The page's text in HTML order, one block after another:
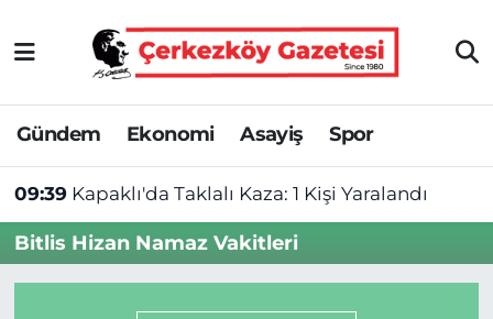
Gündem Ekonomi Asayiş Spor
09:39 Kapaklı'da Taklalı Kaza: 1 Kişi Yaralandı
Bitlis Hizan Namaz Vakitleri
Asayiş
Ekonomi
Gündem
Haber
Kültür&Sanat
Tekirdağ Nöbetçi Eczaneler
Tekirdağ Hava Durumu
Tekirdağ Namaz Vakitleri
Tekirdağ Trafik Yoğunluk Haritası
Süper Lig Puan Durumu ve Fikstür